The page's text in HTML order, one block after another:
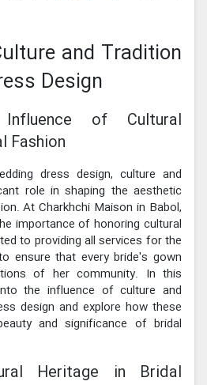
and Tradition
Design
of Cultural
Fashion
dress design, culture and
role in shaping the aesthetic
At Charkhchi Maison in Babol,
importance of honoring cultural
to providing all services for the
ensure that every bride's gown
of her community. In this
the influence of culture and
design and explore how these
and significance of bridal
Heritage in Bridal